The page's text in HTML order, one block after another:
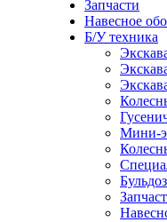
Запчасти
Навесное
Б/У техника
Мини-